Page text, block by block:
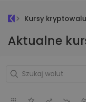
Kursy
Aktualne